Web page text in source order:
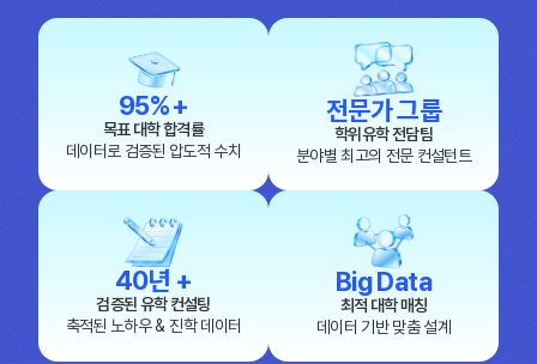
New York University
장○서 학생
우○민 학생Texas A&M University
이○우 학생Stony Brook University, State University o
f New York
임○원 학생Indiana University Bloomington
미국 장○서 학생The University of North Carolina at Chap
el Hill
The George Washington University
호주 신○정 학생University of Adelaide (Navitas : Eynesbur
y-대학진학/어학)
박○율 학생 University of Adelaide (Navitas : Eynesbur
y-대학진학/어학)
강○진 학생University of New South Wales (UNSW) -
Kensington
홍○화 학생 Murdoch University - Murdoch
이○주 학생 Southern Cross University (SCU) - Twee
d Gold Coast
손○영 학생University of Sydney
호주 이○준 학생Taylors College-Sydney (Navitas-대학진
SkillsTech Australia, TAFE QLD - Acacia R
95%+
목표 대학 합격률
데이터로 검증된 압도적 수치
전문가 그룹
학위유학 전담팀
분야별 최고의 전문 컨설턴트
40년 +
검증된 유학 컨설팅
축적된 노하우 & 진학 데이터
Big Data
최적 대학 매칭
데이터 기반 맞춤 설계